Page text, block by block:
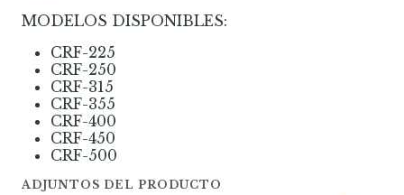
MODELOS DISPONIBLES:
CRF-225
CRF-250
CRF-315
CRF-355
CRF-400
CRF-450
CRF-500
ADJUNTOS DEL PRODUCTO